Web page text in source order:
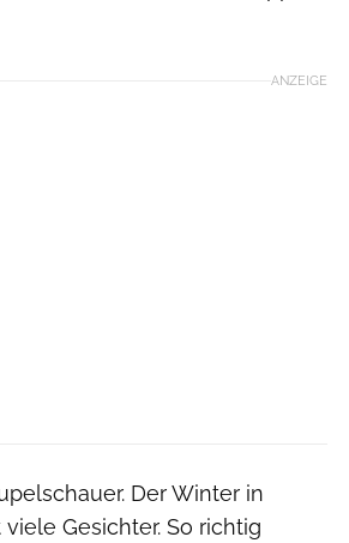
ANZEIGE
Der Winter in
Gesichter. So richtig